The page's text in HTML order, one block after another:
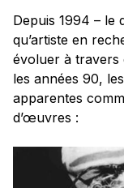
Depuis 1994 – le
qu’artiste en
évoluer à travers
les années 90,
apparentes
d’œuvres :